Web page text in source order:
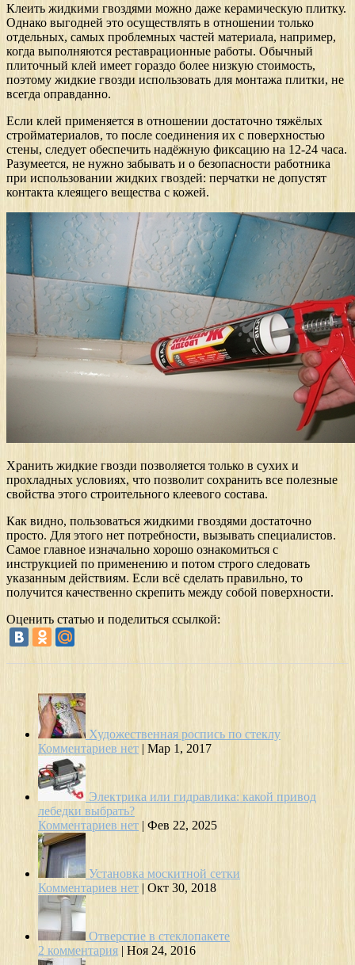
Клеить жидкими гвоздями можно даже керамическую плитку.
Однако выгодней это осуществлять в отношении только
отдельных, самых проблемных частей материала, например,
когда выполняются реставрационные работы. Обычный
плиточный клей имеет гораздо более низкую стоимость,
поэтому жидкие гвозди использовать для монтажа плитки, не
всегда оправданно.
Если клей применяется в отношении достаточно тяжёлых
стройматериалов, то после соединения их с поверхностью
стены, следует обеспечить надёжную фиксацию на 12-24 часа.
Разумеется, не нужно забывать и о безопасности работника
при использовании жидких гвоздей: перчатки не допустят
контакта клеящего вещества с кожей.
Хранить жидкие гвозди позволяется только в сухих и
прохладных условиях, что позволит сохранить все полезные
свойства этого строительного клеевого состава.
Как видно, пользоваться жидкими гвоздями достаточно
просто. Для этого нет потребности, вызывать специалистов.
Самое главное изначально хорошо ознакомиться с
инструкцией по применению и потом строго следовать
указанным действиям. Если всё сделать правильно, то
получится качественно скрепить между собой поверхности.
Оценить статью и поделиться ссылкой:
Художественная роспись по стеклу
Комментариев нет | Мар 1, 2017
Электрика или гидравлика: какой привод
лебедки выбрать?
Комментариев нет | Фев 22, 2025
Установка москитной сетки
Комментариев нет | Окт 30, 2018
Отверстие в стеклопакете
2 комментария | Ноя 24, 2016